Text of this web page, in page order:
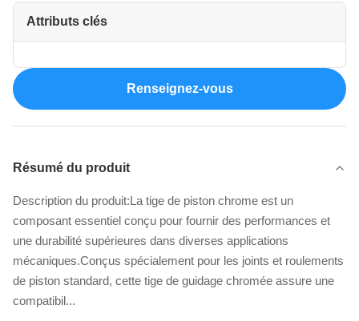
Attributs clés
Renseignez-vous
Résumé du produit
Description du produit:La tige de piston chrome est un
composant essentiel conçu pour fournir des performances et
une durabilité supérieures dans diverses applications
mécaniques.Conçus spécialement pour les joints et roulements
de piston standard, cette tige de guidage chromée assure une
compatibil...